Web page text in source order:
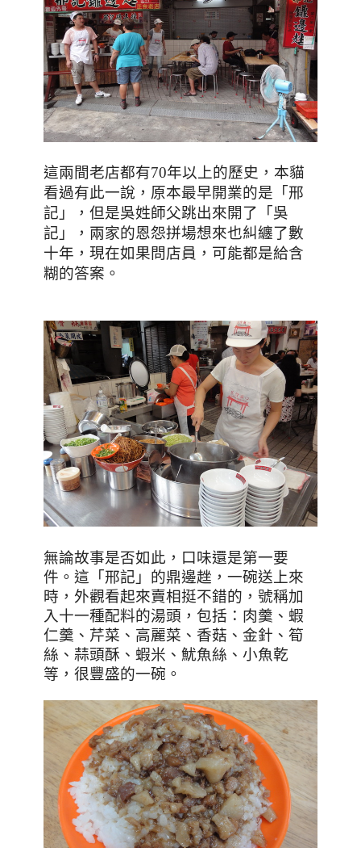
這兩間老店都有70年以上的歷史 ， 本貓
看過有此一說 ，原本最早開業的是「邢
記」，但是吳姓師父跳出來開了「吳
記」，兩家的恩怨拼場想來也糾纏了數
十年，現在如果問店員，可能都是給含
糊的答案。
無論故事是否如此，口味還是第一要
件。這「邢記」的鼎邊趖，一碗送上來
時，外觀看起來賣相挺不錯的，號稱加
入十一種配料的湯頭，包括：肉羹、蝦
仁羹、芹菜、高麗菜、香菇、金針、筍
絲、蒜頭酥、蝦米、魷魚絲、小魚乾
等，很豐盛的一碗。